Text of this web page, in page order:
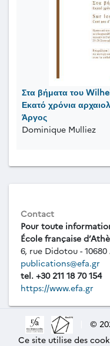
Στα βήματα του
Εκατό χρόνια
Άργος
Dominique Mulliez
Contact
Pour toute
École française
6, rue Didotou -
publications@efa.gr
tel. +30 211 18 70 154
https://www.efa.gr
©
Ce site utilise des